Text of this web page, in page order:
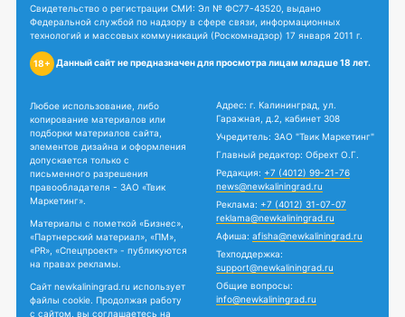
Свидетельство о регистрации СМИ: Эл № ФС77-43520, выдано
Федеральной службой по надзору в сфере связи, информационных
технологий и массовых коммуникаций (Роскомнадзор) 17 января 2011 г.
18+ Данный сайт не предназначен для просмотра лицам младше 18 лет.
Любое использование, либо
копирование материалов или
подборки материалов сайта,
элементов дизайна и оформления
допускается только с
письменного разрешения
правообладателя - ЗАО «Твик
Маркетинг».
Материалы с пометкой «Бизнес»,
«Партнерский материал», «ПМ»,
«PR», «Спецпроект» - публикуются
на правах рекламы.
Сайт newkaliningrad.ru использует
файлы cookie. Продолжая работу
с сайтом, вы соглашаетесь на
Адрес: г. Калининград, ул.
Гаражная, д.2, кабинет 308
Учредитель: ЗАО "Твик Маркетинг"
Главный редактор: Обрехт О.Г.
Редакция: +7 (4012) 99-21-76
news@newkaliningrad.ru
Реклама: +7 (4012) 31-07-07
reklama@newkaliningrad.ru
Афиша: afisha@newkaliningrad.ru
Техподдержка:
support@newkaliningrad.ru
Общие вопросы:
info@newkaliningrad.ru